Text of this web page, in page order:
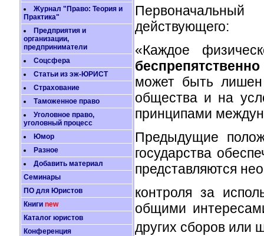
Журнал "Право: Теория и
Практика"
Предприятия и
организации,
предприниматели
Соцсфера
Статьи из эж-ЮРИСТ
Страхование
Таможенное право
Уголовное право,
уголовный процесс
Юмор
Разное
Добавить материал
Семинары
ПО для Юристов
Книги new
Каталог юристов
Конференция
действующего:
«Каждое
может быть лишен
общества и на
принципами
Предыдущие
государства
представляются
контроля за
общими
других сборов или